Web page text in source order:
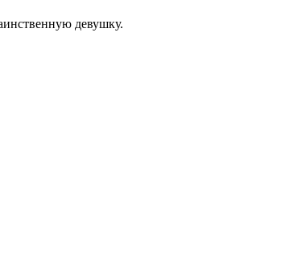
девушку.